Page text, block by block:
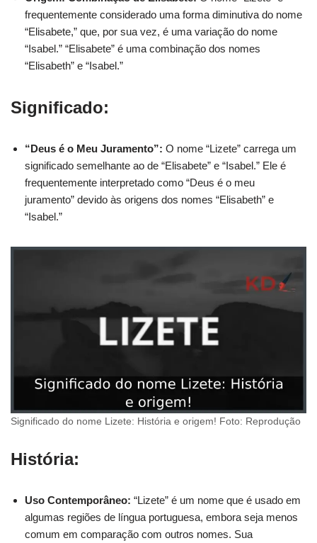
frequentemente considerado uma forma diminutiva do nome
“Elisabete,” que, por sua vez, é uma variação do nome
“Isabel.” “Elisabete” é uma combinação dos nomes
“Elisabeth” e “Isabel.”
Significado:
“Deus é o Meu Juramento”: O nome “Lizete” carrega um
significado semelhante ao de “Elisabete” e “Isabel.” Ele é
frequentemente interpretado como “Deus é o meu
juramento” devido às origens dos nomes “Elisabeth” e
“Isabel.”
Significado do nome Lizete: História e origem! Foto: Reprodução
História:
Uso Contemporâneo: “Lizete” é um nome que é usado em
algumas regiões de língua portuguesa, embora seja menos
comum em comparação com outros nomes. Sua